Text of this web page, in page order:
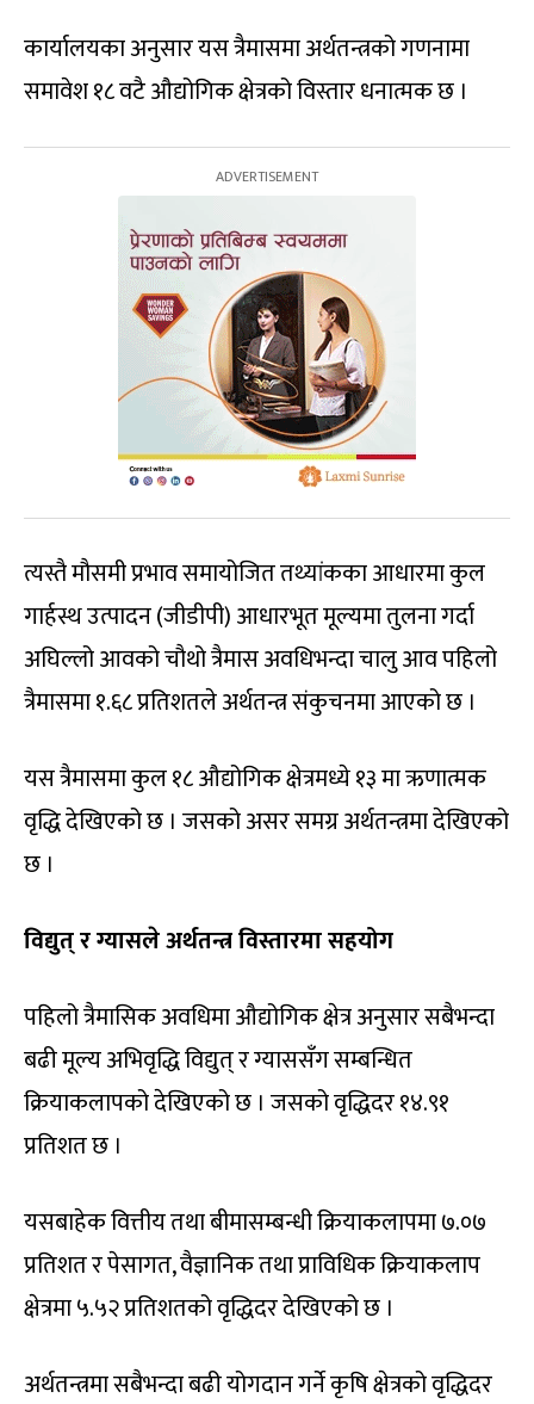
कार्यालयका अनुसार यस त्रैमासमा अर्थतन्त्रको गणनामा
समावेश १८ वटै औद्योगिक क्षेत्रको विस्तार धनात्मक छ ।
त्यस्तै मौसमी प्रभाव समायोजित तथ्यांकका आधारमा कुल
गार्हस्थ उत्पादन (जीडीपी) आधारभूत मूल्यमा तुलना गर्दा
अघिल्लो आवको चौथो त्रैमास अवधिभन्दा चालु आव पहिलो
त्रैमासमा १.६८ प्रतिशतले अर्थतन्त्र संकुचनमा आएको छ ।
यस त्रैमासमा कुल १८ औद्योगिक क्षेत्रमध्ये १३ मा ऋणात्मक
वृद्धि देखिएको छ । जसको असर समग्र अर्थतन्त्रमा देखिएको
छ ।
विद्युत् र ग्यासले अर्थतन्त्र विस्तारमा सहयोग
पहिलो त्रैमासिक अवधिमा औद्योगिक क्षेत्र अनुसार सबैभन्दा
बढी मूल्य अभिवृद्धि विद्युत् र ग्याससँग सम्बन्धित
क्रियाकलापको देखिएको छ । जसको वृद्धिदर १४.९१
प्रतिशत छ ।
यसबाहेक वित्तीय तथा बीमासम्बन्धी क्रियाकलापमा ७.०७
प्रतिशत र पेसागत, वैज्ञानिक तथा प्राविधिक क्रियाकलाप
क्षेत्रमा ५.५२ प्रतिशतको वृद्धिदर देखिएको छ ।
अर्थतन्त्रमा सबैभन्दा बढी योगदान गर्ने कृषि क्षेत्रको वृद्धिदर